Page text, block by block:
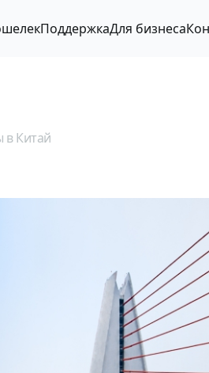
ПоддержкаДля бизнеса
в Китай